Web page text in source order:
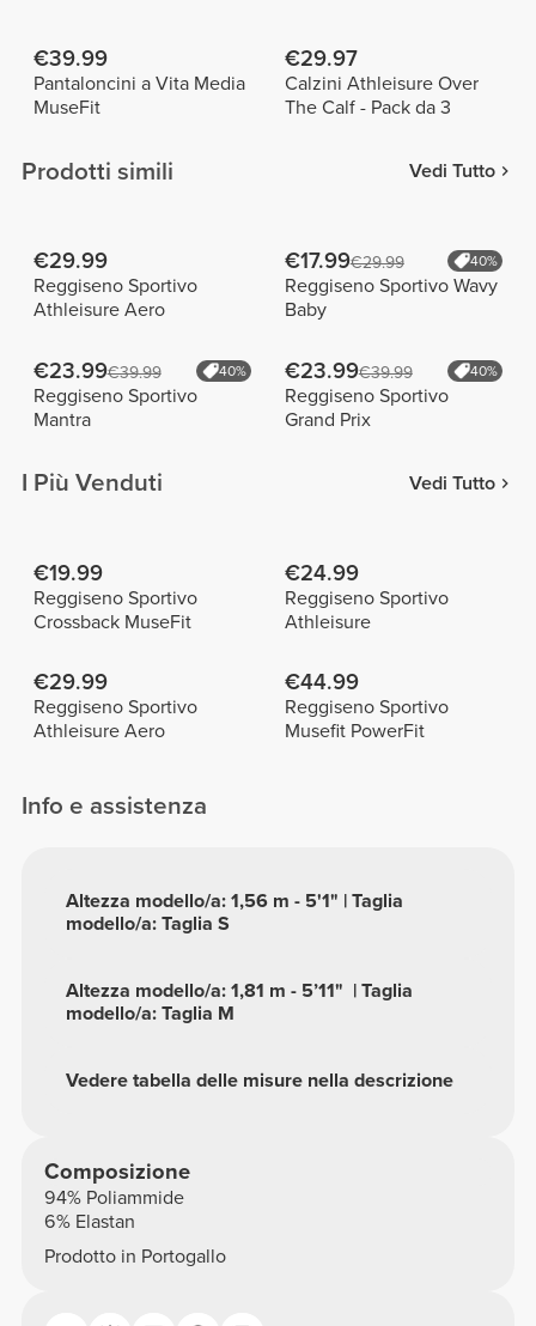
€39.99
Pantaloncini a Vita Media
MuseFit
€29.97
Calzini Athleisure Over
The Calf - Pack da 3
Prodotti simili Vedi Tutto
€29.99
Reggiseno Sportivo
Athleisure Aero
€17.99€29.99 40%
Reggiseno Sportivo Wavy
Baby
€23.99€39.99 40%
Reggiseno Sportivo
Mantra
€23.99€39.99 40%
Reggiseno Sportivo
Grand Prix
I Più Venduti Vedi Tutto
€19.99
Reggiseno Sportivo
Crossback MuseFit
€24.99
Reggiseno Sportivo
Athleisure
€29.99
Reggiseno Sportivo
Athleisure Aero
€44.99
Reggiseno Sportivo
Musefit PowerFit
Info e assistenza
Vedere tabella delle misure nella descrizione
Altezza modello/a: 1,81 m - 5’11" | Taglia
modello/a: Taglia M
Altezza modello/a: 1,56 m - 5'1" | Taglia
modello/a: Taglia S
Composizione
94% Poliammide
6% Elastan
Prodotto in Portogallo